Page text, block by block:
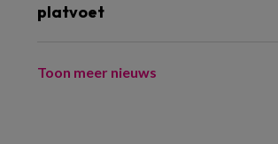
platvoet
Toon meer nieuws